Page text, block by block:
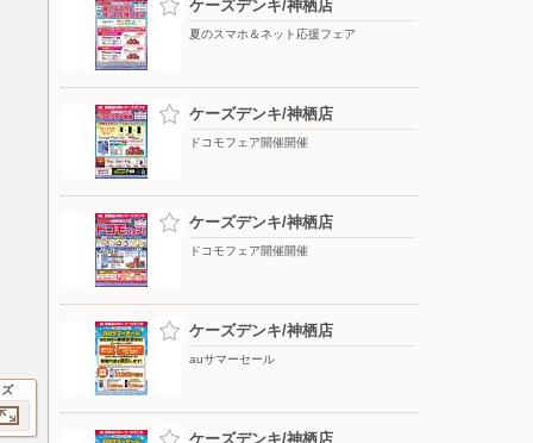
ケーズデンキ/神栖店
夏のスマホ＆ネット応援フェア
ケーズデンキ/神栖店
ドコモフェア開催開催
ケーズデンキ/神栖店
ドコモフェア開催開催
ケーズデンキ/神栖店
auサマーセール
ケーズデンキ/神栖店